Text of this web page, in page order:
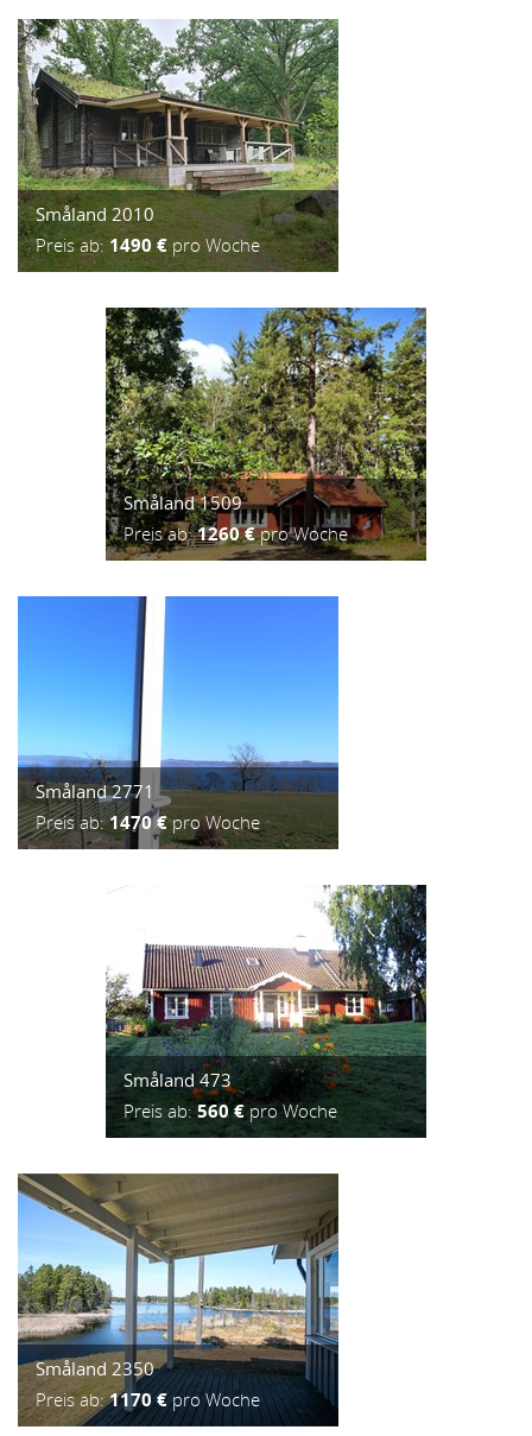
Småland 2010
Preis ab:1490 €pro Woche
Småland 1509
Preis ab:1260 €pro Woche
Småland 2771
Preis ab:1470 €pro Woche
Småland 473
Preis ab:560 €pro Woche
Småland 2350
Preis ab:1170 €pro Woche